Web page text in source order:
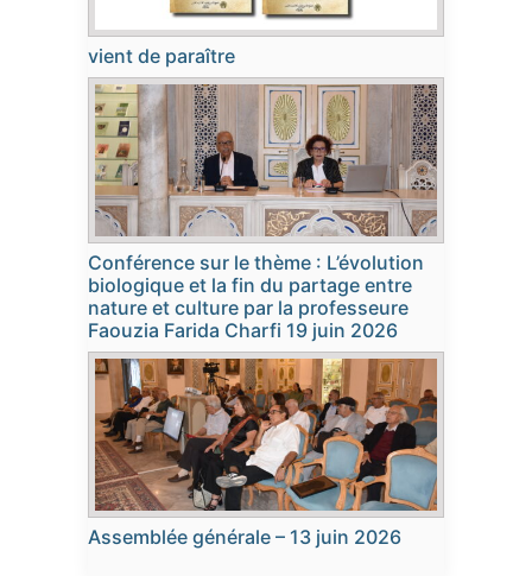
vient de paraître
Conférence sur le thème : L’évolution
biologique et la fin du partage entre
nature et culture par la professeure
Faouzia Farida Charfi 19 juin 2026
Assemblée générale – 13 juin 2026